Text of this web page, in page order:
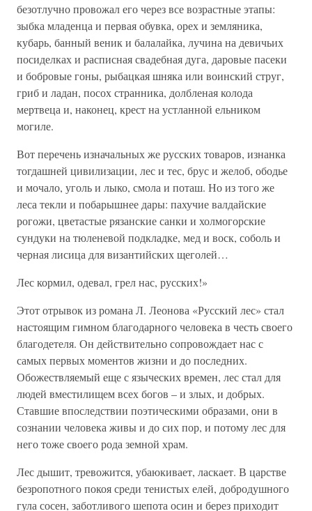
безотлучно провожал его через все возрастные этапы:
зыбка младенца и первая обувка, орех и земляника,
кубарь, банный веник и балалайка, лучина на девичьих
посиделках и расписная свадебная дуга, даровые пасеки
и бобровые гоны, рыбацкая шняка или воинский струг,
гриб и ладан, посох странника, долбленая колода
мертвеца и, наконец, крест на устланной ельником
могиле.
Вот перечень изначальных же русских товаров, изнанка
тогдашней цивилизации, лес и тес, брус и желоб, ободье
и мочало, уголь и лыко, смола и поташ. Но из того же
леса текли и побарышнее дары: пахучие валдайские
рогожи, цветастые рязанские санки и холмогорские
сундуки на тюленевой подкладке, мед и воск, соболь и
черная лисица для византийских щеголей…
Лес кормил, одевал, грел нас, русских!»
Этот отрывок из романа Л. Леонова «Русский лес» стал
настоящим гимном благодарного человека в честь своего
благодетеля. Он действительно сопровождает нас с
самых первых моментов жизни и до последних.
Обожествляемый еще с языческих времен, лес стал для
людей вместилищем всех богов – и злых, и добрых.
Ставшие впоследствии поэтическими образами, они в
сознании человека живы и до сих пор, и потому лес для
него тоже своего рода земной храм.
Лес дышит, тревожится, убаюкивает, ласкает. В царстве
безропотного покоя среди тенистых елей, добродушного
гула сосен, заботливого шепота осин и берез приходит